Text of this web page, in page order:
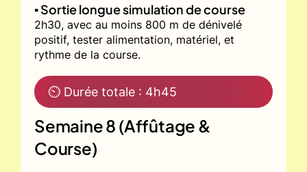
▪️ Sortie longue simulation de course
2h30, avec au moins 800 m de dénivelé
positif, tester alimentation, matériel, et
rythme de la course.
⏲ Durée totale : 4h45
Semaine 8 (Affûtage &
Course)